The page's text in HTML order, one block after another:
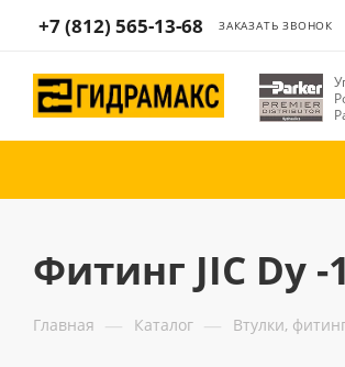
+7 (812) 565-13-68 ЗАКАЗАТЬ ЗВОНОК
Фитинг JIC Dу
Главная — Каталог — Втулки,